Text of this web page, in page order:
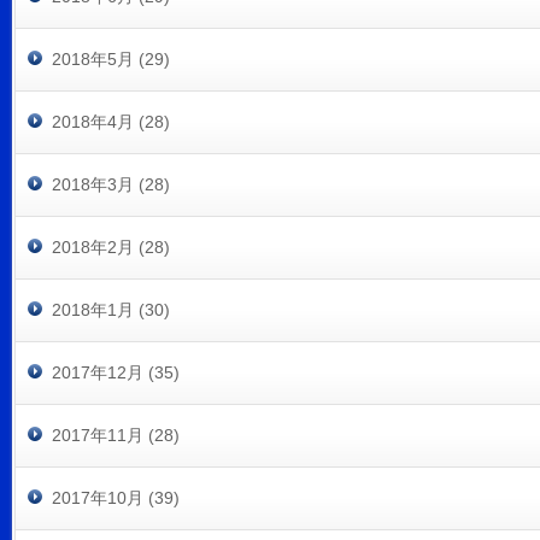
2018年5月 (29)
2018年4月 (28)
2018年3月 (28)
2018年2月 (28)
2018年1月 (30)
2017年12月 (35)
2017年11月 (28)
2017年10月 (39)